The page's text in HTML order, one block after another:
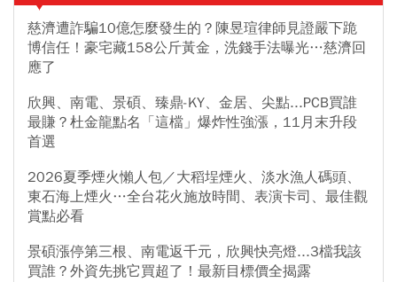
慈濟遭詐騙10億怎麼發生的？陳昱瑄律師見證嚴下跪
博信任！豪宅藏158公斤黃金，洗錢手法曝光…慈濟回
應了
欣興、南電、景碩、臻鼎-KY、金居、尖點...PCB買誰
最賺？杜金龍點名「這檔」爆炸性強漲，11月末升段
首選
2026夏季煙火懶人包／大稻埕煙火、淡水漁人碼頭、
東石海上煙火…全台花火施放時間、表演卡司、最佳觀
賞點必看
景碩漲停第三根、南電返千元，欣興快亮燈...3檔我該
買誰？外資先挑它買超了！最新目標價全揭露